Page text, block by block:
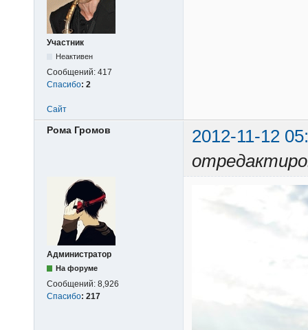
Участник
Неактивен
Сообщений: 417
Спасибо: 2
Сайт
Рома Громов
2012-11-12
Администратор
На форуме
Сообщений: 8,926
Спасибо: 217